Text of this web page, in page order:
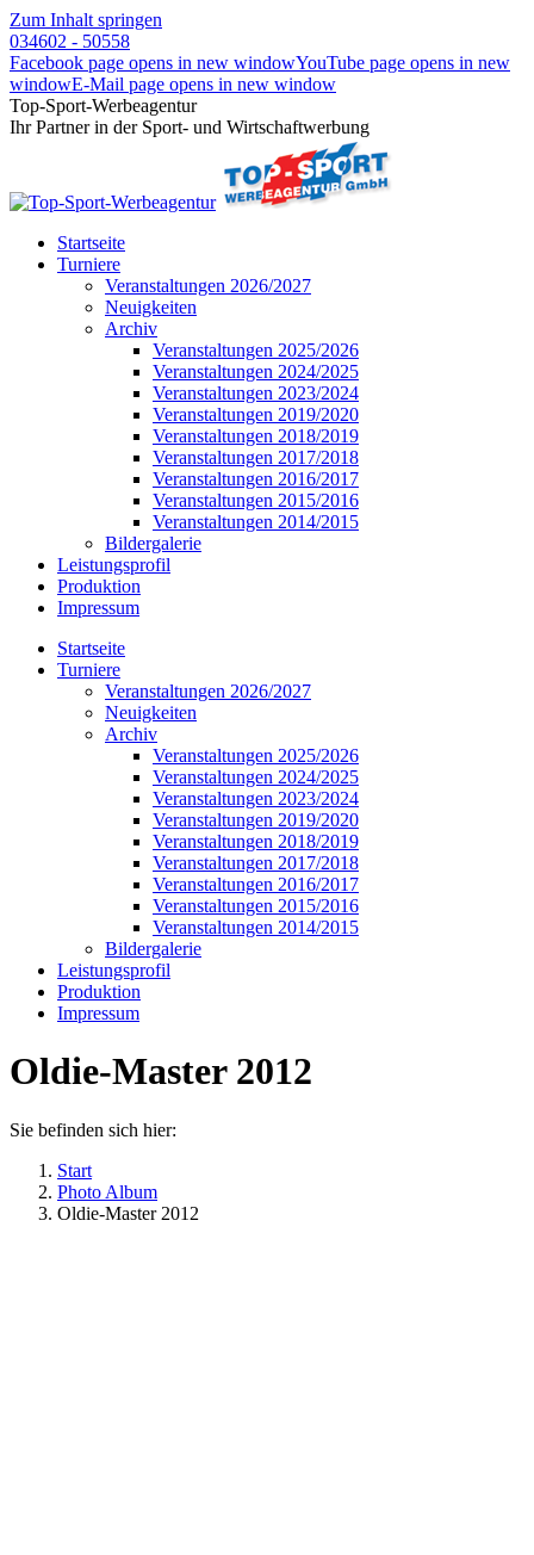
Zum Inhalt springen
034602 - 50558
Facebook page opens in new windowYouTube page opens in new
windowE-Mail page opens in new window
Top-Sport-Werbeagentur
Ihr Partner in der Sport- und Wirtschaftwerbung
Startseite
Turniere
Veranstaltungen 2026/2027
Neuigkeiten
Archiv
Veranstaltungen 2025/2026
Veranstaltungen 2024/2025
Veranstaltungen 2023/2024
Veranstaltungen 2019/2020
Veranstaltungen 2018/2019
Veranstaltungen 2017/2018
Veranstaltungen 2016/2017
Veranstaltungen 2015/2016
Veranstaltungen 2014/2015
Bildergalerie
Leistungsprofil
Produktion
Impressum
Startseite
Turniere
Veranstaltungen 2026/2027
Neuigkeiten
Archiv
Veranstaltungen 2025/2026
Veranstaltungen 2024/2025
Veranstaltungen 2023/2024
Veranstaltungen 2019/2020
Veranstaltungen 2018/2019
Veranstaltungen 2017/2018
Veranstaltungen 2016/2017
Veranstaltungen 2015/2016
Veranstaltungen 2014/2015
Bildergalerie
Leistungsprofil
Produktion
Impressum
Oldie-Master 2012
Sie befinden sich hier:
Start
Photo Album
Oldie-Master 2012